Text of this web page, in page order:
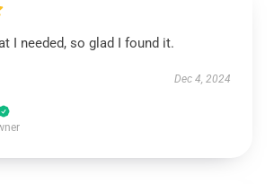
I needed, so glad I found it.
Dec 4, 2024